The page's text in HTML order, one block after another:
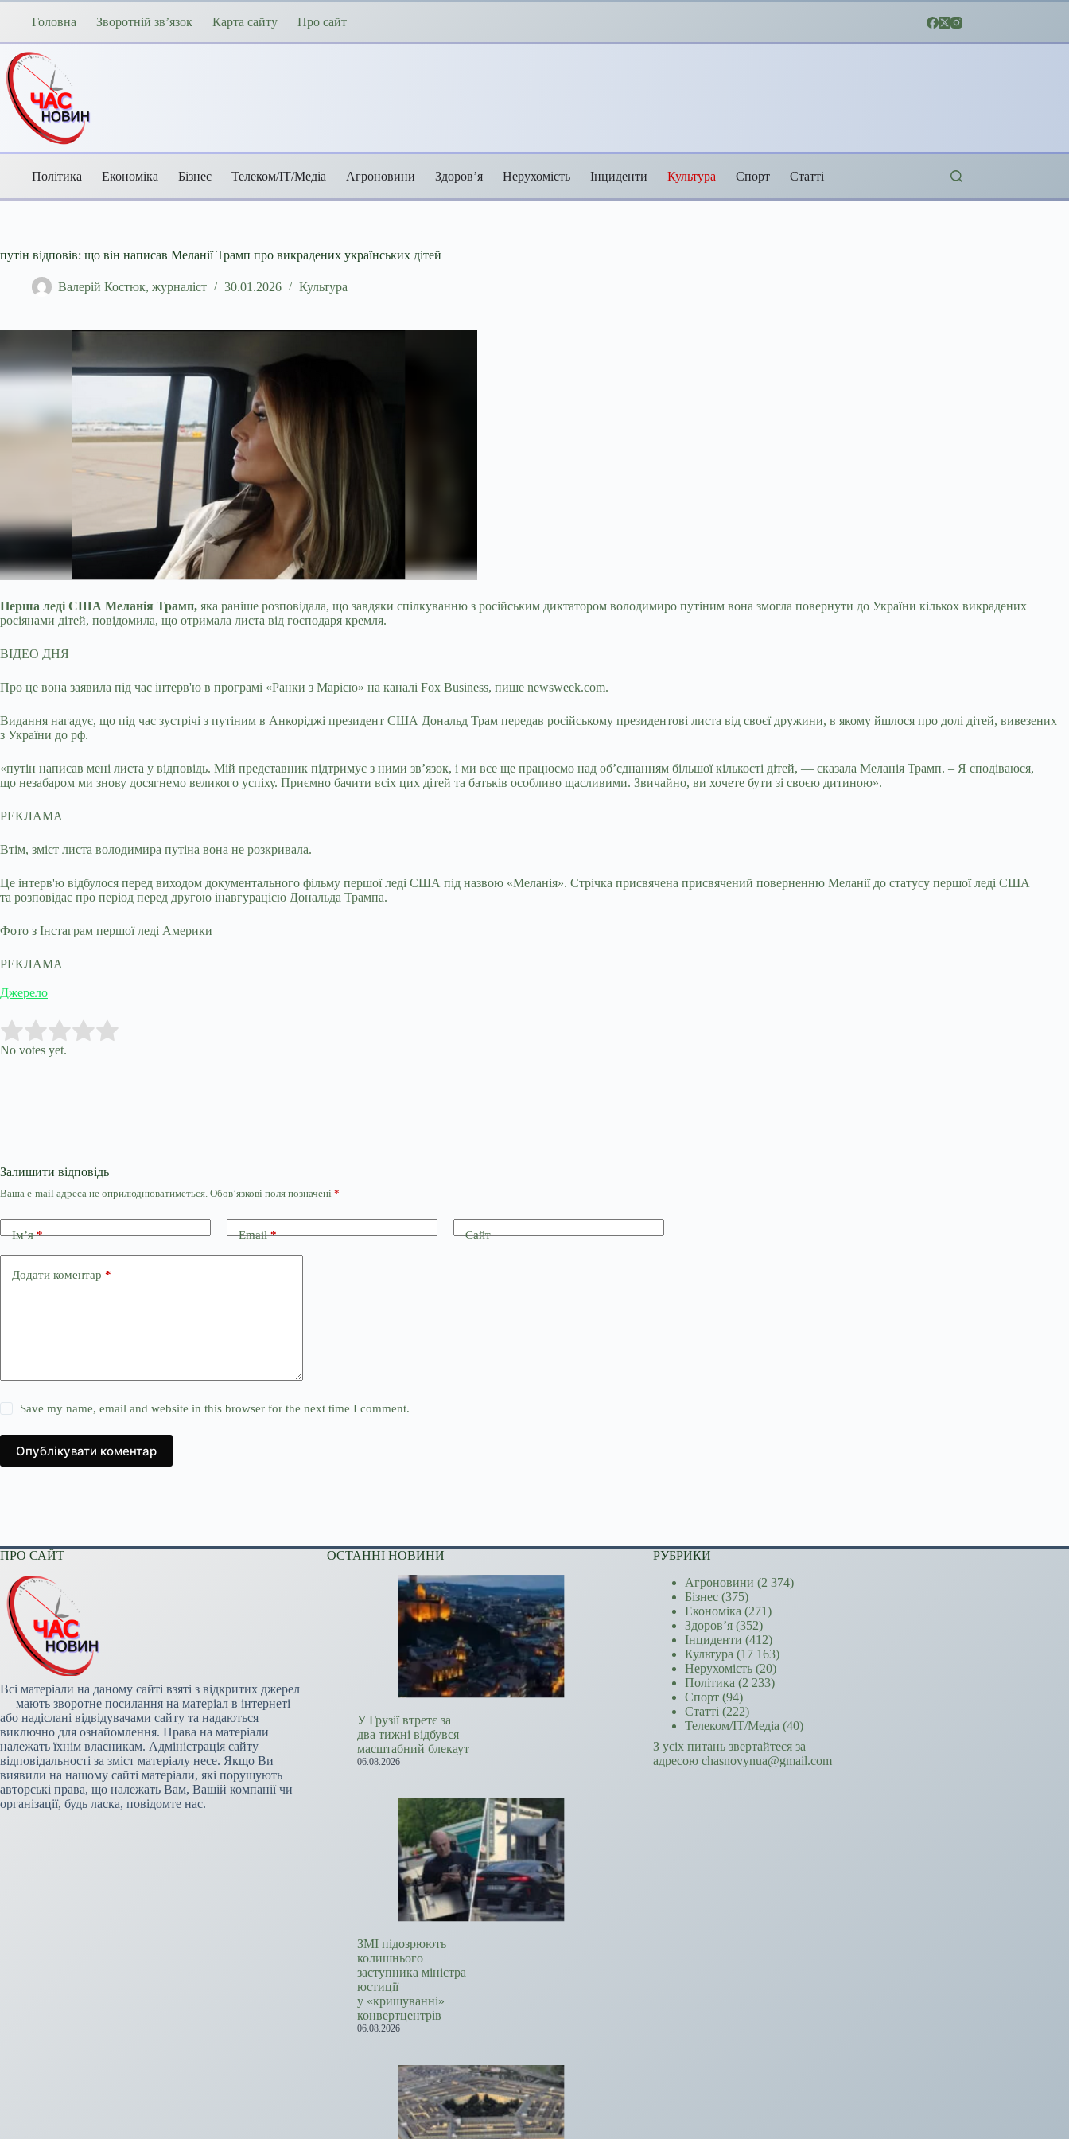
Перейти
Головна Зворотній зв’язок Карта сайту Про сайт
Політика Економіка Бізнес Телеком/ІТ/Медіа Агроновини Здоров’я Нерухомість Інциденти Культура Спорт Статті
путін відповів: що він написав Меланії Трамп про викрадених українських дітей
Валерій Костюк, журналіст 30.01.2026 Культура
Перша леді США Меланія Трамп, яка раніше розповідала, що завдяки спілкуванню з російським диктатором володимиро путіним вона змогла повернути до України кількох викрадених
росіянами дітей, повідомила, що отримала листа від господаря кремля.
ВІДЕО ДНЯ
Про це вона заявила під час інтерв'ю в програмі «Ранки з Марією» на каналі Fox Business, пише newsweek.com.
Видання нагадує, що під час зустрічі з путіним в Анкоріджі президент США Дональд Трам передав російському президентові листа від своєї дружини, в якому йшлося про долі дітей, вивезених
з України до рф.
«путін написав мені листа у відповідь. Мій представник підтримує з ними зв’язок, і ми все ще працюємо над об’єднанням більшої кількості дітей, — сказала Меланія Трамп. – Я сподіваюся,
що незабаром ми знову досягнемо великого успіху. Приємно бачити всіх цих дітей та батьків особливо щасливими. Звичайно, ви хочете бути зі своєю дитиною».
РЕКЛАМА
Втім, зміст листа володимира путіна вона не розкривала.
Це інтерв'ю відбулося перед виходом документального фільму першої леді США під назвою «Меланія». Стрічка присвячена присвячений поверненню Меланії до статусу першої леді США
та розповідає про період перед другою інавгурацією Дональда Трампа.
Фото з Інстаграм першої леді Америки
РЕКЛАМА
Джерело
Rate this item:
No votes yet.
Залишити відповідь
Ваша e-mail адреса не оприлюднюватиметься. Обов’язкові поля позначені *
Ім’я* Email* Сайт
Додати коментар *
Save my name, email and website in this browser for the next time I comment.
Опублікувати коментар
ПРО САЙТ
Всі матеріали на даному сайті взяті з відкритих джерел
— мають зворотне посилання на матеріал в інтернеті
або надіслані відвідувачами сайту та надаються
виключно для ознайомлення. Права на матеріали
належать їхнім власникам. Адміністрація сайту
відповідальності за зміст матеріалу несе. Якщо Ви
виявили на нашому сайті матеріали, які порушують
авторські права, що належать Вам, Вашій компанії чи
організації, будь ласка, повідомте нас.
ОСТАННІ НОВИНИ
У Грузії втретє за
два тижні відбувся
масштабний блекаут
06.08.2026
ЗМІ підозрюють
колишнього
заступника міністра
юстиції
у «кришуванні»
конвертцентрів
06.08.2026
РУБРИКИ
Агроновини (2 374)
Бізнес (375)
Економіка (271)
Здоров’я (352)
Інциденти (412)
Культура (17 163)
Нерухомість (20)
Політика (2 233)
Спорт (94)
Статті (222)
Телеком/ІТ/Медіа (40)
З усіх питань звертайтеся за
адресою chasnovynua@gmail.com